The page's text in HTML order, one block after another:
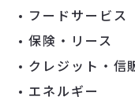
フードサービス
保険・リース
クレジット・信
エネルギー